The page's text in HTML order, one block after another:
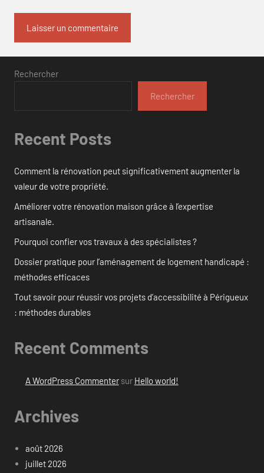
Rechercher
Rechercher
Recent Posts
Comment la rénovation peut significativement augmenter la
valeur de votre propriété.
Améliorer votre rénovation maison grâce à l’expertise
artisanale.
Pourquoi confier vos travaux à des spécialistes ?
Dossier pratique pour l’aménagement de logement handicapé :
méthodes efficaces
Tout savoir pour réussir vos projets d’accessibilité à Périgueux
: méthodes durables
Recent Comments
A WordPress Commentersur Hello world!
Archives
août 2026
juillet 2026